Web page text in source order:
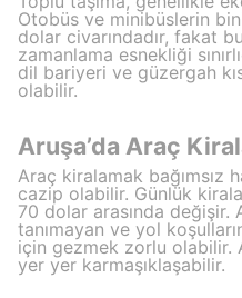
Otobüs ve minibüslerin
dolar civarındadır, fakat
zamanlama esnekliği
dil bariyeri ve güzergah
olabilir.
Aruşa’da Araç
Araç kiralamak bağımsız
cazip olabilir. Günlük
70 dolar arasında değişir.
tanımayan ve yol
için gezmek zorlu olabilir.
yer yer karmaşıklaşabilir.